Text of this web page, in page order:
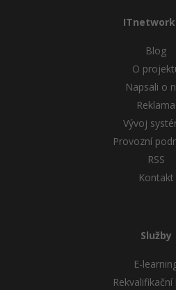
Blog
O
Napsali o
Reklama
Vývoj
Provozní
RSS
Kontakt
Služby
E-
Rekvalifikační